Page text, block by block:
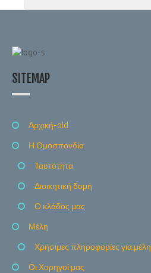
SITEMAP
Αρχική-old
Η Ομοσπονδία
Ταυτότητα
Διοικητική δομή
Ο κλάδος μας
Μέλη
Χρήσιμες πληροφορίες για μέλη
Οι Χορηγοί μας